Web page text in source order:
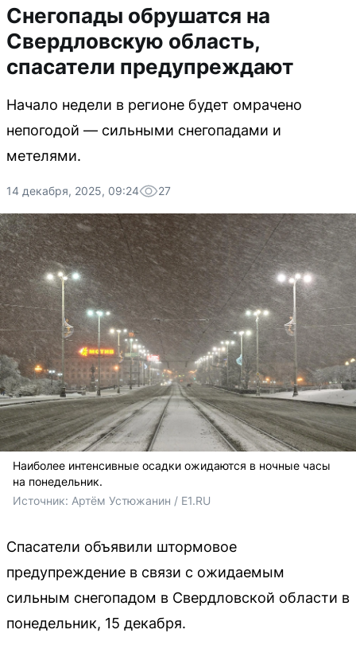
Снегопады обрушатся на
Свердловскую область,
спасатели предупреждают
Начало недели в регионе будет омрачено
непогодой — сильными снегопадами и
метелями.
14 декабря, 2025, 09:24 27
Наиболее интенсивные осадки ожидаются в ночные часы
на понедельник.
Источник: Артём Устюжанин / E1.RU
Спасатели объявили штормовое
предупреждение в связи с ожидаемым
сильным снегопадом в Свердловской области в
понедельник, 15 декабря.